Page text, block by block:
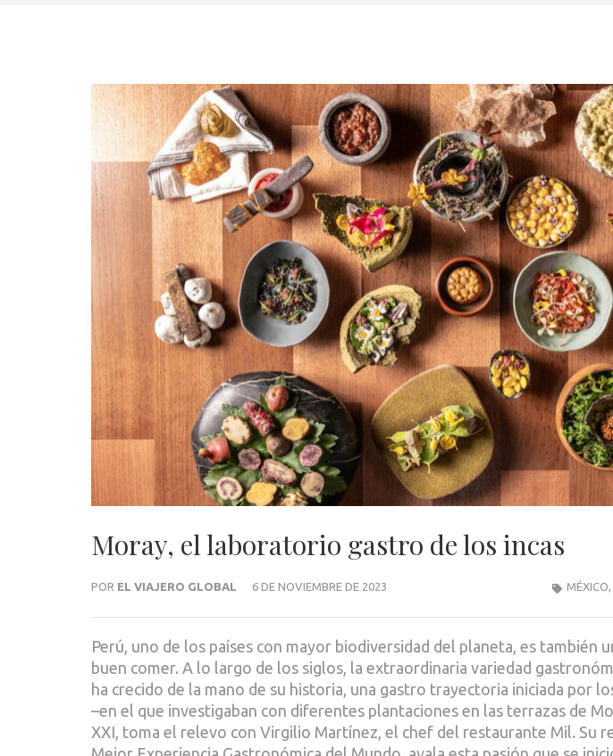
Moray, el laboratorio gastro de los incas
POR EL VIAJERO GLOBAL 6 DE NOVIEMBRE DE 2023 MÉXICO,
Perú, uno de los países con mayor biodiversidad del planeta, es también
buen comer. A lo largo de los siglos, la extraordinaria variedad
ha crecido de la mano de su historia, una gastro trayectoria iniciada por
–en el que investigaban con diferentes plantaciones en las terrazas de
XXI, toma el relevo con Virgilio Martínez, el chef del restaurante Mil. Su